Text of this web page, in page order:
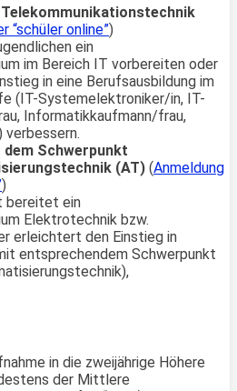
“schüler online”)
ein
im Bereich IT vorbereiten oder
in eine Berufsausbildung im
(IT-Systemelektroniker/in, IT-
Informatikkaufmann/frau,
verbessern.
Schwerpunkt
(AT) (Anmeldung
)
bereitet ein
Elektrotechnik bzw.
erleichtert den Einstieg in
entsprechendem Schwerpunkt
in die zweijährige Höhere
der Mittlere